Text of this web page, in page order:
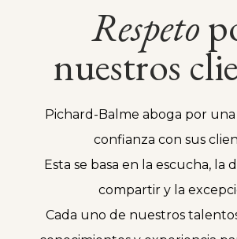
Respeto
nuestros
Pichard-Balme aboga por
confianza con sus
Esta se basa en la escucha, la
compartir y la
Cada uno de nuestros